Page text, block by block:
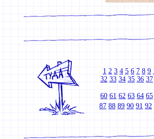
1 2 3 4 5 6 7 8 9
32 33 34 35 36 37
60 61 62 63 64 65
87 88 89 90 91 92